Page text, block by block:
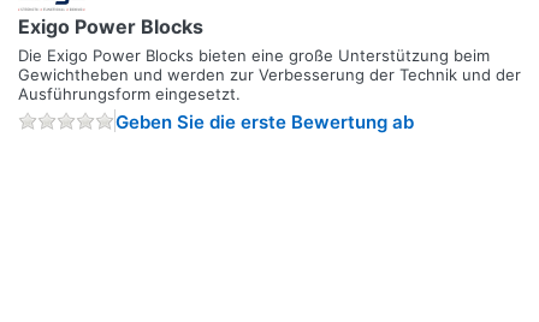
Exigo Power Blocks
Die Exigo Power Blocks bieten eine große Unterstützung beim
Gewichtheben und werden zur Verbesserung der Technik und der
Ausführungsform eingesetzt.
Geben Sie die erste Bewertung ab